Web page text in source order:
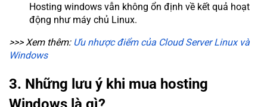
Hosting windows vẫn không ổn định về kết quả hoạt
động như máy chủ Linux.
>>> Xem thêm: Ưu nhược điểm của Cloud Server Linux và
Windows
3. Những lưu ý khi mua hosting